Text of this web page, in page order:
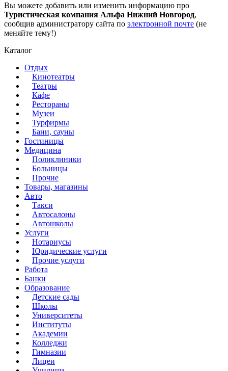
Вы можете добавить или изменить информацию про
Туристическая компания Альфа Нижний Новгород,
сообщив администратору сайта по электронной почте (не
меняйте тему!)
Каталог
Отдых
Кинотеатры
Театры
Кафе
Рестораны
Музеи
Турфирмы
Бани, сауны
Гостиницы
Медицина
Поликлиники
Больницы
Прочие
Товары, магазины
Авто
Такси
Автосалоны
Автошколы
Услуги
Нотариусы
Юридические услуги
Прочие услуги
Работа
Банки
Образование
Детские сады
Школы
Университеты
Институты
Академии
Колледжи
Гимназии
Лицеи